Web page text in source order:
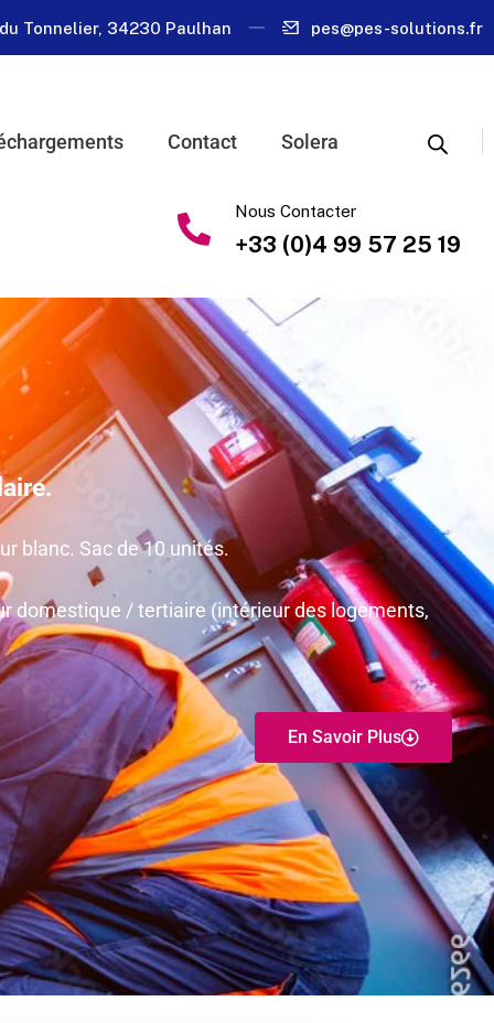
Tonnelier, 34230 Paulhan pes@pes-solutions.fr
Contact Solera
Nous Contacter
+33 (0)4 99 57 25 19
blanc. Sac de 10 unités.
domestique / tertiaire (intérieur des logements,
En Savoir Plus